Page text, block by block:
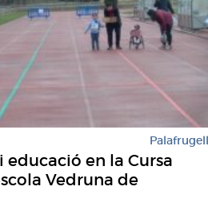
Palafrugell
educació en la Cursa
Vedruna de